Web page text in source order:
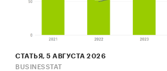
Экспертные опросы.
мирового рынков.
Результаты исследований
СТАТЬЯ, 5 АВГУСТА 2026
BUSINESSTAT